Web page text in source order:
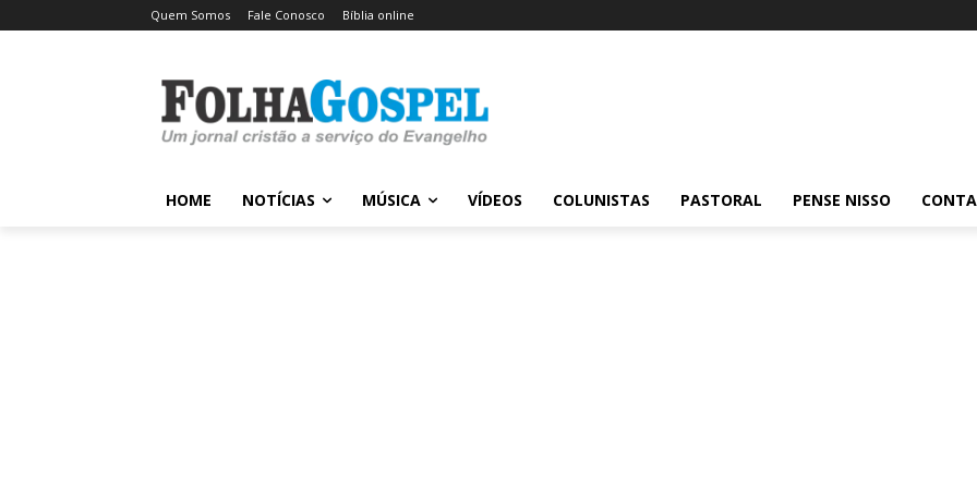
Quem Somos Fale Conosco Bíblia online
HOME NOTÍCIAS MÚSICA VÍDEOS COLUNISTAS PASTORAL PENSE NISSO